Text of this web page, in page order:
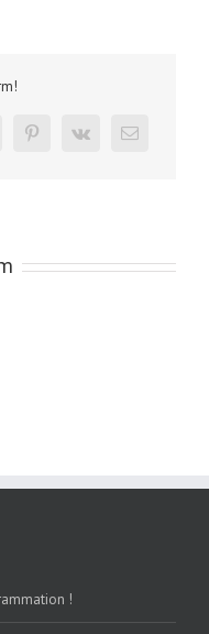
tumblr pinterestvk Email
!